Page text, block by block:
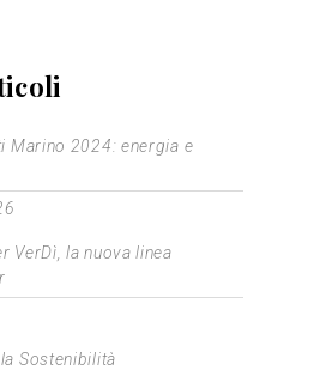
Marino 2024: energia e
VerDì, la nuova linea
Sostenibilità